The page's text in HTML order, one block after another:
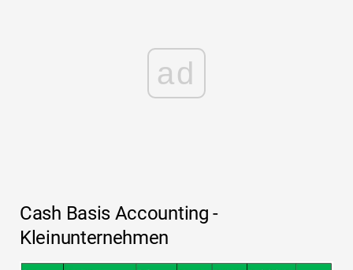
ad
Cash Basis Accounting -
Kleinunternehmen